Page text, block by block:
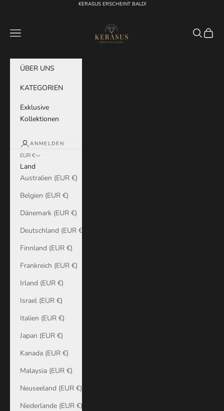
KERASUS ERSCHEINT BALD!
KERASUS
Menü Suchen
ÜBER UNS
KATEGORIEN
Exklusive
Kollektionen
ANMELDEN
EUR €
Land
Australien (EUR €)
Belgien (EUR €)
Dänemark (EUR €)
Deutschland (EUR €)
Finnland (EUR €)
Frankreich (EUR €)
Irland (EUR €)
Israel (EUR €)
Italien (EUR €)
Japan (EUR €)
Kanada (EUR €)
Malaysia (EUR €)
Neuseeland (EUR €)
Niederlande (EUR €)